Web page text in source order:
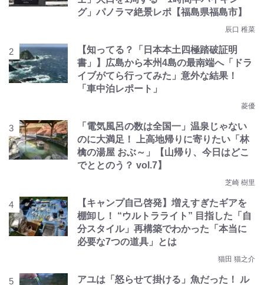
グ」パノラマ絶景レポ【福島県福島市】
辰口 稚菜
【知ってる？「日本本土四極踏破証明
書」】広島から本州4島の最南端へ「ドラ
イブがてら行ってみた」意外な結果！
「車中泊レポート」
菱優
「電気風呂の数は全国一」温泉じゃない
のに大満足！ 上高地帰りに寄りたい「林
檎の湯屋 おぶ～」【山帰り、今日はどこ
でととのう？ vol.7】
芝崎 樹里
【キャンプ自己啓発】増えすぎたギアを
棚卸し！ “ウルトラライト” 目指した「自
分スタイル」再構築でわかった「本当に
必要な7つの道具」とは
猫田 猫之介
アユは「怒らせて掛ける」魚だった！ ル